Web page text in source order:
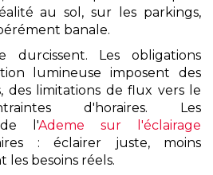
au sol, sur les parkings,
banale.
durcissent. Les obligations
lumineuse imposent des
des limitations de flux vers le
d'horaires. Les
de l'Ademe sur l'éclairage
: éclairer juste, moins
les besoins réels.